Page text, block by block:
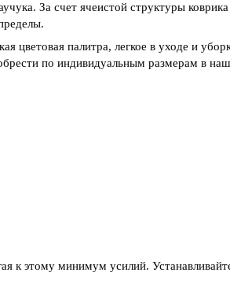
За счет ячеистой структуры
цветовая палитра, легкое в уходе и
по индивидуальным размерам в
к этому минимум усилий.